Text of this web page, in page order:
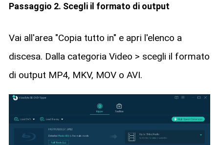
Passaggio 2. Scegli il formato di output
Vai all'area "Copia tutto in" e apri l'elenco a
discesa. Dalla categoria Video > scegli il formato
di output MP4, MKV, MOV o AVI.